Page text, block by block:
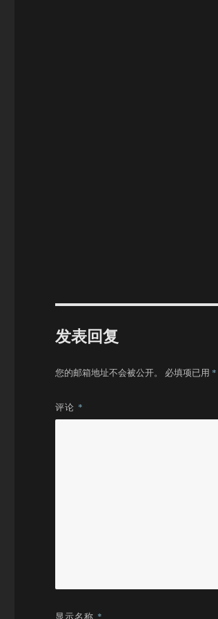
发表回复
您的邮箱地址不会被公开。 必填项已用 *
评论 *
显示名称 *